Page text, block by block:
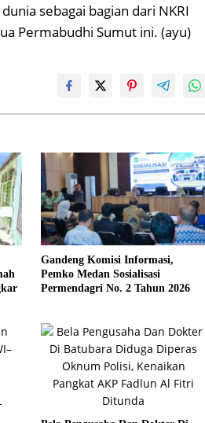
sebagai bagian dari NKRI
Permabudhi Sumut ini. (ayu)
Gandeng Komisi Informasi,
Pemko Medan Sosialisasi
Permendagri No. 2 Tahun 2026